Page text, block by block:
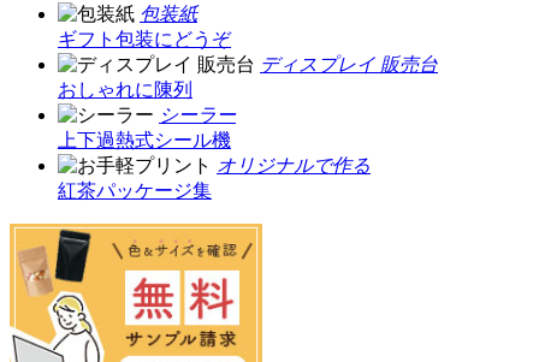
包装紙
ギフト包装にどうぞ
ディスプレイ 販売台
おしゃれに陳列
シーラー
上下過熱式シール機
オリジナルで作る
紅茶パッケージ集